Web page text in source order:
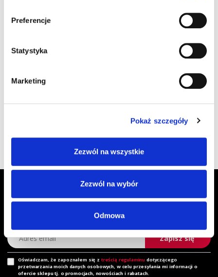
Preferencje
Statystyka
Marketing
Pokaż szczegóły
Zezwól na wszystkie
Zezwól na wybór
Odmowa
poszerzamy zasięg naszej działalności i budujemy trwałe relacje z
partnerami biznesowymi w całej Europie.
Wyróżnienia i nagrody
wielokrotnie docenione przez niezależne organizacje. Wśród
Biznesu, Diamenty Forbes’a, Lider Rynku oraz Euro Leader.
Zapisz się do Newslettera, aby
otrzymywać informacje o aktualnych
Adres email
Zapisz się
Oświadczam, że zapoznałem się z treścią regulaminu dotyczącego
przetwarzania moich danych osobowych, w celu przesyłania mi informacji o
ofercie sklepu tj. o promocjach, nowościach i rabatach.